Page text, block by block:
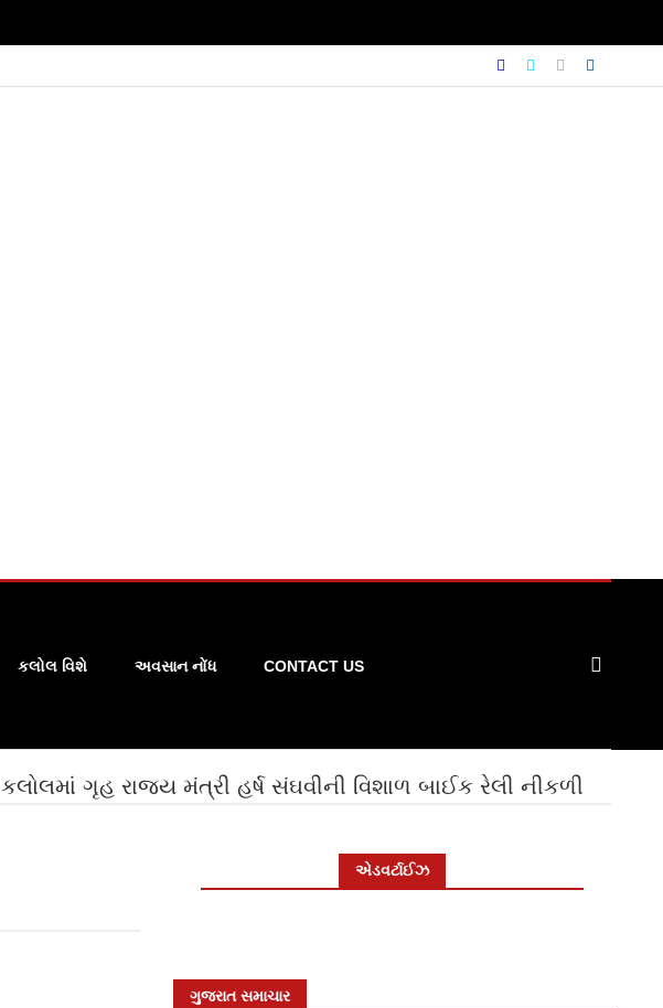
કલોલ વિશે અવસાન નોંધ CONTACT US
કલોલમાં ગૃહ રાજ્ય મંત્રી હર્ષ સંઘવીની વિશાળ બાઈક રેલી નીકળી
એડવર્ટાઈઝ
ગુજરાત સમાચાર